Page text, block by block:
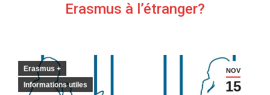
Erasmus à l’étranger?
NOV
15
Erasmus +
Informations utiles